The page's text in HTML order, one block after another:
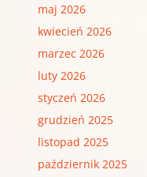
maj 2026
kwiecień 2026
marzec 2026
luty 2026
styczeń 2026
grudzień 2025
listopad 2025
październik 2025